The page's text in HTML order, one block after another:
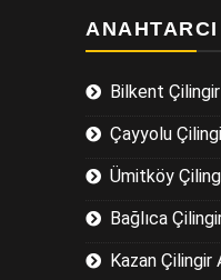
ANAHTARCI
Bilkent
Çayyolu
Ümitköy
Bağlıca
Kazan Çilingir